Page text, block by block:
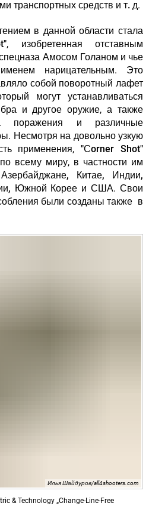
транспортных средств и т. д.
в данной области стала
, изобретенная отставным
Амосом Голаном и чье
нарицательным. Это
собой поворотный лафет
могут устанавливаться
и другое оружие, а также
поражения и различные
Несмотря на довольно узкую
применения,"Сorner Shot"
всему миру, в частности им
Китае, Индии,
Южной Корее и США. Свои
были созданы также в
Илья Шайдуров/all4shooters.com
& Technology „Change-Line-Free